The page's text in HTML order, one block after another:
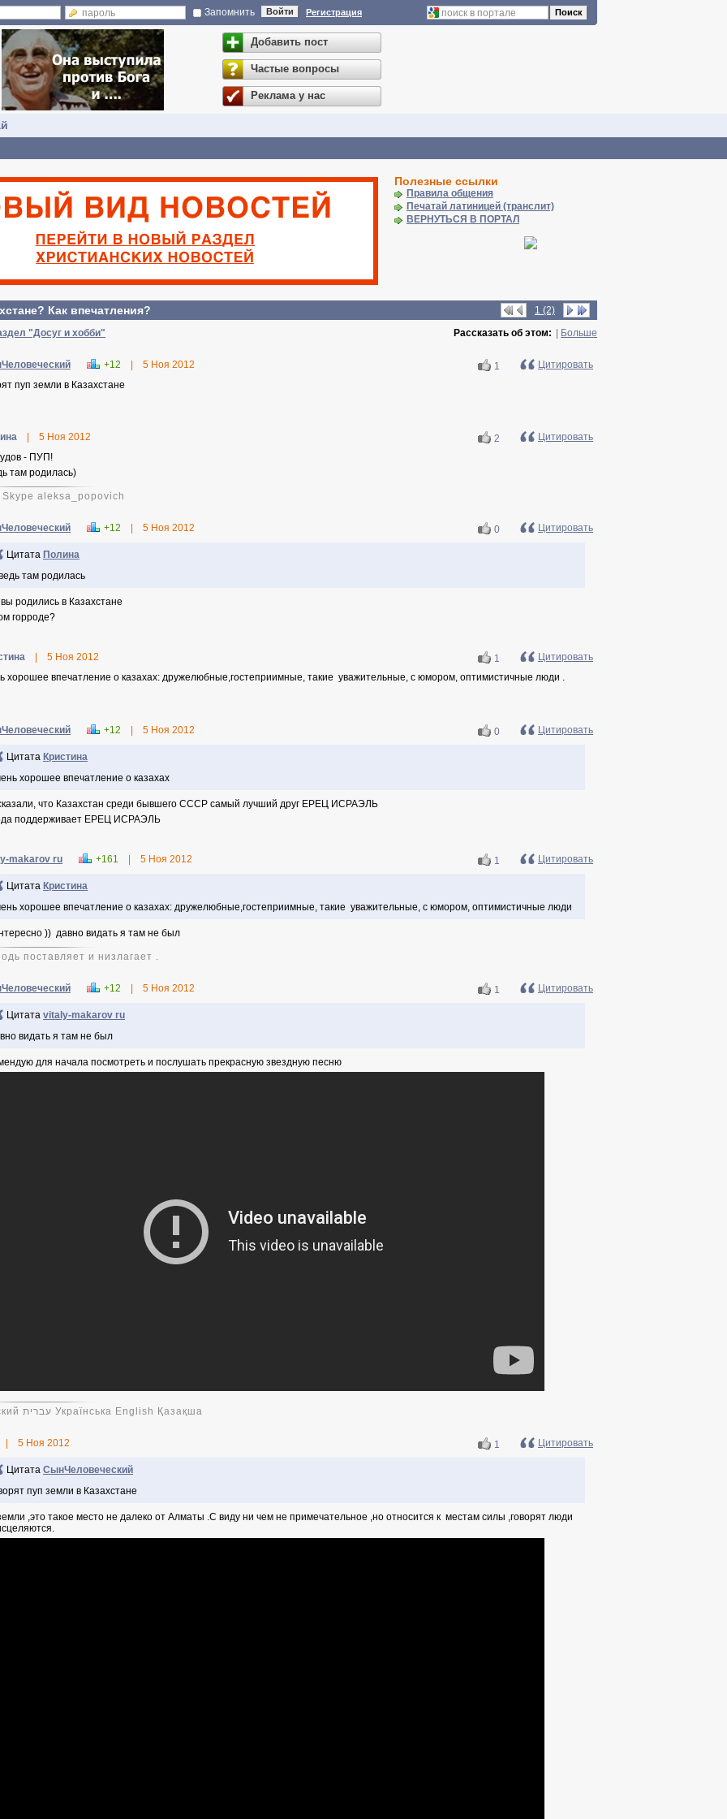
Запомнить Войти Регистрация Поиск
Добавить пост
Частые вопросы
Реклама у нас
Полезные ссылки
Правила общения
Печатай латиницей (транслит)
ВЕРНУТЬСЯ В ПОРТАЛ
Как впечатления?
1 (2)
"Досуг и хобби"
Больше
Рассказать об этом:
+12 5 Ноя 2012 1
Цитировать
пуп земли в Казахстане
5 Ноя 2012 2
Цитировать
- ПУП!
там родилась)
aleksa_popovich
+12 5 Ноя 2012 0 Цитировать
Цитата Полина
там родилась
вы родились в Казахстане
горроде?
5 Ноя 2012 1
Цитировать
хорошее впечатление о казахах: дружелюбные,гостеприимные, такие уважительные, с юмором, оптимистичные люди .
+12 5 Ноя 2012 0 Цитировать
Цитата Кристина
хорошее впечатление о казахах
что Казахстан среди бывшего СССР самый лучший друг ЕРЕЦ ИСРАЭЛЬ
поддерживает ЕРЕЦ ИСРАЭЛЬ
makarov ru +161 5 Ноя 2012 1 Цитировать
Цитата Кристина
хорошее впечатление о казахах: дружелюбные,гостеприимные, такие уважительные, с юмором, оптимистичные люди
)) давно видать я там не был
поставляет и низлагает .
+12 5 Ноя 2012 1 Цитировать
Цитата vitaly-makarov ru
видать я там не был
для начала посмотреть и послушать прекрасную звездную песню
Русский עברית Українська English Қазақша
5 Ноя 2012 1 Цитировать
Цитата СынЧеловеческий
пуп земли в Казахстане
,это такое место не далеко от Алматы .С виду ни чем не примечательное ,но относится к местам силы ,говорят люди